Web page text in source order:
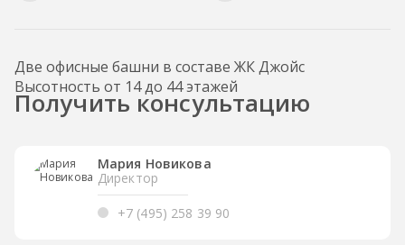
Две офисные башни в составе ЖК Джойс
Высотность от 14 до 44 этажей
Получить консультацию
Мария Новикова
Директор
+7 (495) 258 39 90